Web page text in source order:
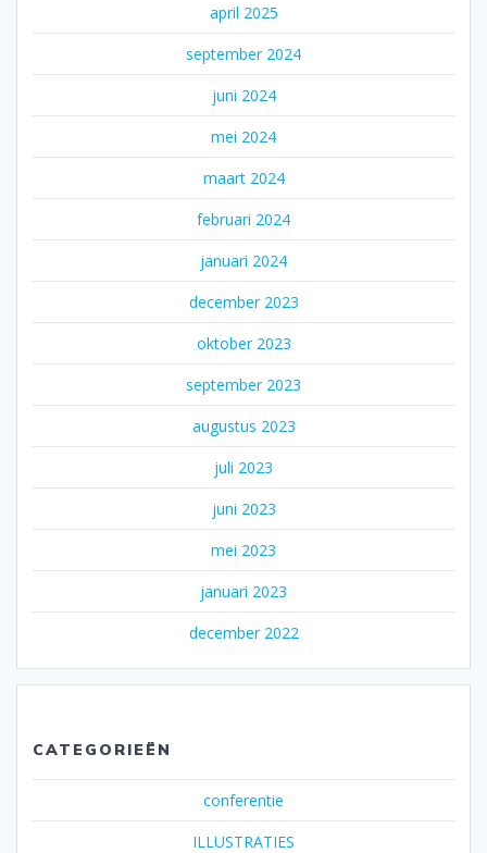
april 2025
september 2024
juni 2024
mei 2024
maart 2024
februari 2024
januari 2024
december 2023
oktober 2023
september 2023
augustus 2023
juli 2023
juni 2023
mei 2023
januari 2023
december 2022
CATEGORIEËN
conferentie
ILLUSTRATIES